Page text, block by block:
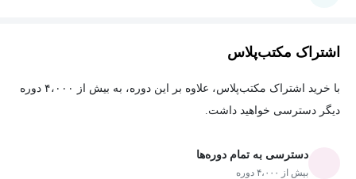
اشتراک مکتب‌پلاس
با خرید اشتراک مکتب‌پلاس، علاوه بر این دوره، به بیش از ۴،۰۰۰ دوره
دیگر دسترسی خواهید داشت.
دسترسی به تمام دوره‌ها
بیش از ۴،۰۰۰ دوره